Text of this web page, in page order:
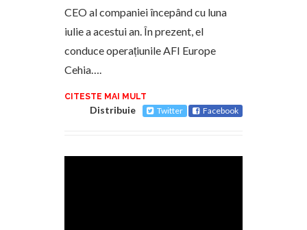
CEO al companiei începând cu luna
iulie a acestui an. În prezent, el
conduce operațiunile AFI Europe
Cehia….
CITESTE MAI MULT
Distribuie Twitter Facebook